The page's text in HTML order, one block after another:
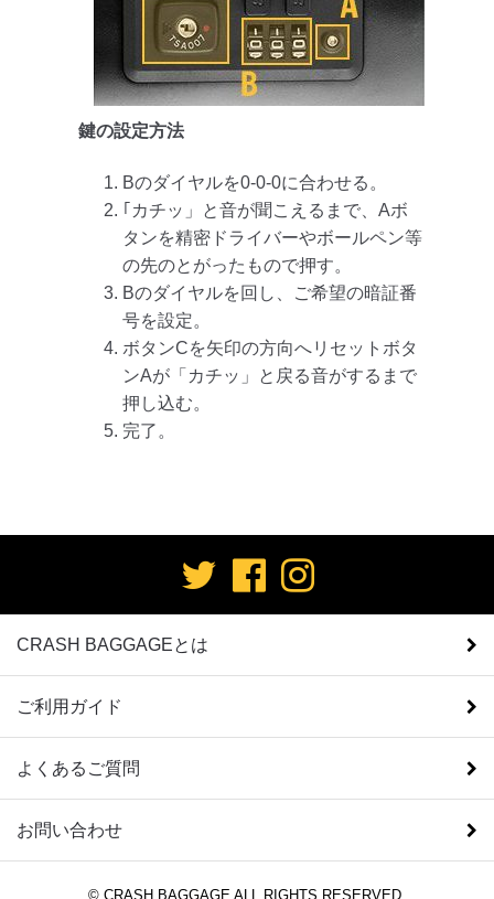
鍵の設定方法
Bのダイヤルを0-0-0に合わせる。
｢カチッ」と音が聞こえるまで、Aボ
タンを精密ドライバーやボールペン等
の先のとがったもので押す。
Bのダイヤルを回し、ご希望の暗証番
号を設定。
ボタンCを矢印の方向へリセットボタ
ンAが「カチッ」と戻る音がするまで
押し込む。
完了。
CRASH BAGGAGEとは
ご利用ガイド
よくあるご質問
お問い合わせ
© CRASH BAGGAGE ALL RIGHTS RESERVED.